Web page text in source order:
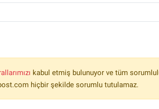
kabul etmiş bulunuyor ve tüm
hiçbir şekilde sorumlu tutulamaz.